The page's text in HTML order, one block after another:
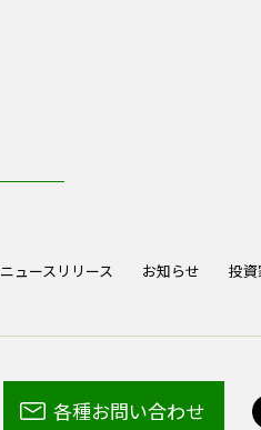
ニュースリリース お知らせ 投
各種お問い合わせ